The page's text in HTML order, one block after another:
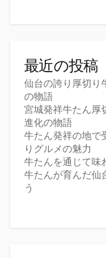
最近の投稿
仙台の誇り厚切り
の物語
宮城発祥牛たん厚
進化の物語
牛たん発祥の地で
りグルメの魅力
牛たんを通じて味
牛たんが育んだ仙
う